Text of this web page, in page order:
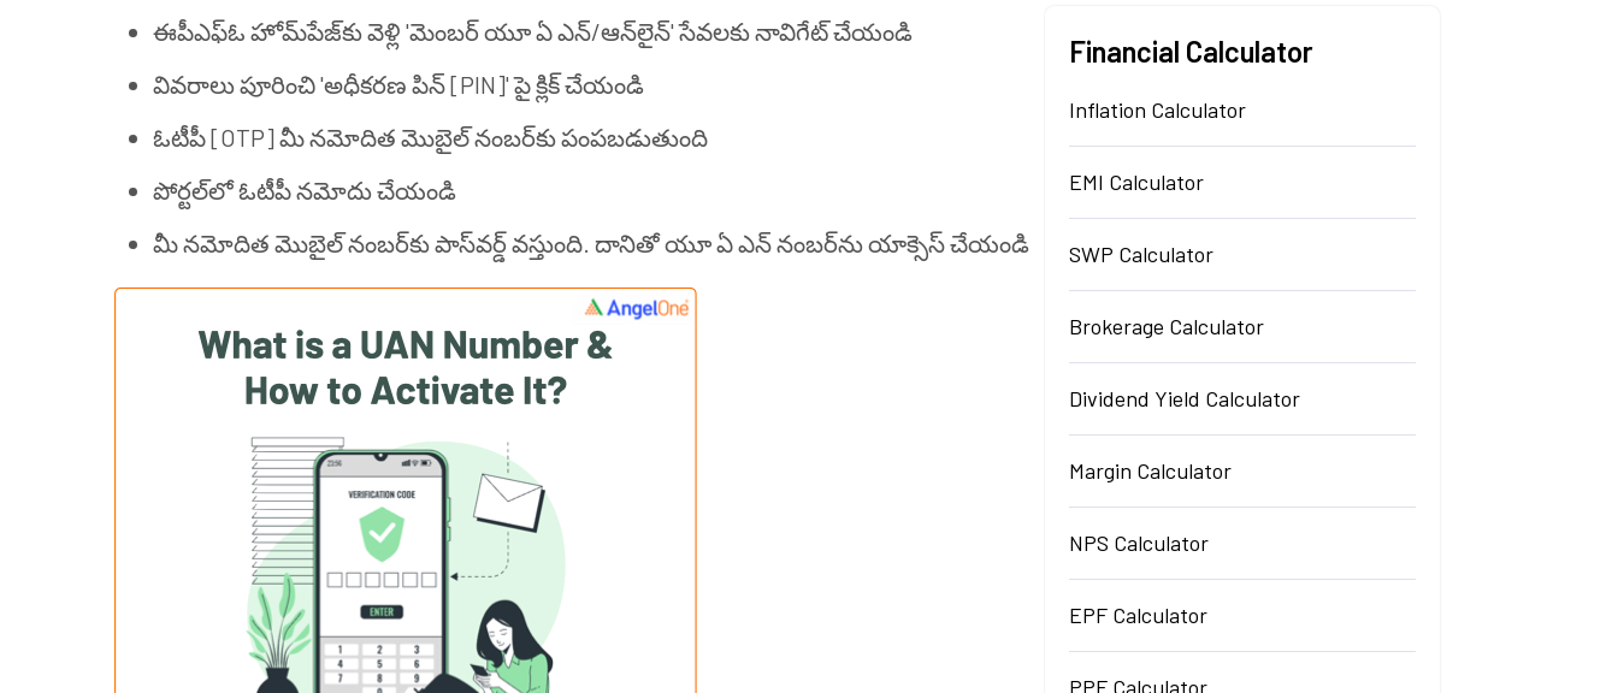
ఈపీఎఫ్ఓ హోమ్‌పేజ్‌కు వెళ్లి 'మెంబర్ యూ ఏ ఎన్/ఆన్‌లైన్' సేవలకు నావిగేట్ చేయండి
వివరాలు పూరించి 'అధీకరణ పిన్ [PIN]' పై క్లిక్ చేయండి
ఓటీపీ [OTP] మీ నమోదిత మొబైల్ నంబర్‌కు పంపబడుతుంది
పోర్టల్‌లో ఓటీపీ నమోదు చేయండి
మీ నమోదిత మొబైల్ నంబర్‌కు పాస్‌వర్డ్ వస్తుంది. దానితో యూ ఏ ఎన్ నంబర్‌ను యాక్సెస్ చేయండి
Financial Calculator
Inflation Calculator
EMI Calculator
SWP Calculator
Brokerage Calculator
Dividend Yield Calculator
Margin Calculator
NPS Calculator
EPF Calculator
PPF Calculator